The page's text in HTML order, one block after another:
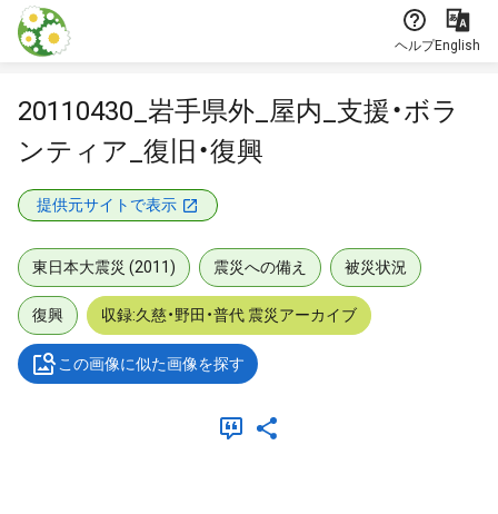
本文に飛ぶ
ヘルプEnglish
20110430_岩手県外_屋内_支援・ボラ
ンティア_復旧・復興
提供元サイトで表示
東日本大震災 (2011) 震災への備え 被災状況
復興 収録:久慈・野田・普代 震災アーカイブ
この画像に似た画像を探す